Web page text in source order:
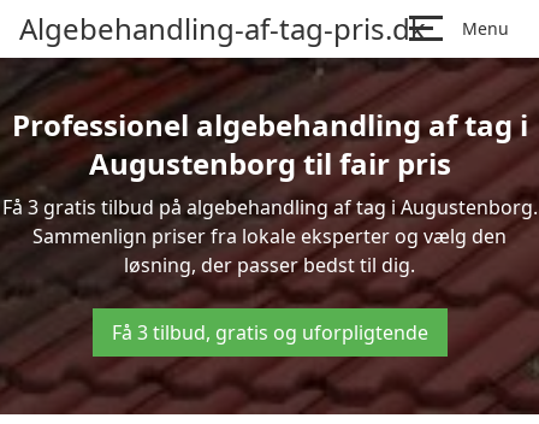
Algebehandling-af-tag-pris.dk Menu
Professionel algebehandling af tag i
Augustenborg til fair pris
Få 3 gratis tilbud på algebehandling af tag i Augustenborg.
Sammenlign priser fra lokale eksperter og vælg den
løsning, der passer bedst til dig.
Få 3 tilbud, gratis og uforpligtende